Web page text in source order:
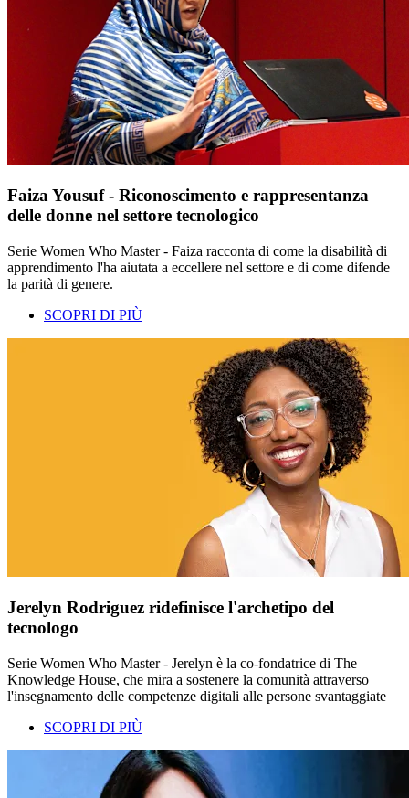
Faiza Yousuf - Riconoscimento e rappresentanza
delle donne nel settore tecnologico
Serie Women Who Master - Faiza racconta di come la disabilità di
apprendimento l'ha aiutata a eccellere nel settore e di come difende
la parità di genere.
SCOPRI DI PIÙ
Jerelyn Rodriguez ridefinisce l'archetipo del
tecnologo
Serie Women Who Master - Jerelyn è la co-fondatrice di The
Knowledge House, che mira a sostenere la comunità attraverso
l'insegnamento delle competenze digitali alle persone svantaggiate
SCOPRI DI PIÙ